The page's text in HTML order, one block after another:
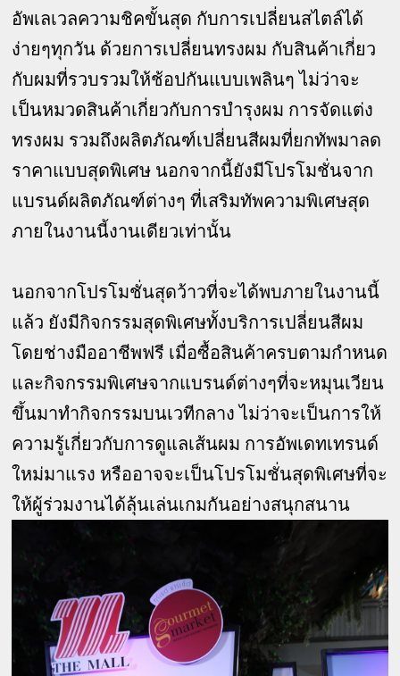
อัพเลเวลความชิคขั้นสุด กับการเปลี่ยนสไตล์ได้
ง่ายๆทุกวัน ด้วยการเปลี่ยนทรงผม กับสินค้าเกี่ยว
กับผมที่รวบรวมให้ช้อปกันแบบเพลินๆ ไม่ว่าจะ
เป็นหมวดสินค้าเกี่ยวกับการบำรุงผม การจัดแต่ง
ทรงผม รวมถึงผลิตภัณฑ์เปลี่ยนสีผมที่ยกทัพมาลด
ราคาแบบสุดพิเศษ นอกจากนี้ยังมีโปรโมชั่นจาก
แบรนด์ผลิตภัณฑ์ต่างๆ ที่เสริมทัพความพิเศษสุด
ภายในงานนี้งานเดียวเท่านั้น
นอกจากโปรโมชั่นสุดว้าวที่จะได้พบภายในงานนี้
แล้ว ยังมีกิจกรรมสุดพิเศษทั้งบริการเปลี่ยนสีผม
โดยช่างมืออาชีพฟรี เมื่อซื้อสินค้าครบตามกำหนด
และกิจกรรมพิเศษจากแบรนด์ต่างๆที่จะหมุนเวียน
ขึ้นมาทำกิจกรรมบนเวทีกลาง ไม่ว่าจะเป็นการให้
ความรู้เกี่ยวกับการดูแลเส้นผม การอัพเดทเทรนด์
ใหม่มาแรง หรืออาจจะเป็นโปรโมชั่นสุดพิเศษที่จะ
ให้ผู้ร่วมงานได้ลุ้นเล่นเกมกันอย่างสนุกสนาน